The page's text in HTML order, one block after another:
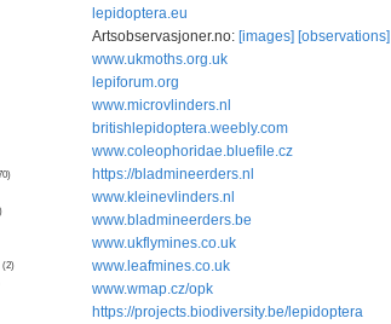
lepidoptera.eu
Artsobservasjoner.no: [images] [observations]
www.ukmoths.org.uk
lepiforum.org
www.microvlinders.nl
britishlepidoptera.weebly.com
www.coleophoridae.bluefile.cz
https://bladmineerders.nl
www.kleinevlinders.nl
www.bladmineerders.be
www.ukflymines.co.uk
www.leafmines.co.uk
www.wmap.cz/opk
https://projects.biodiversity.be/lepidoptera
(2)